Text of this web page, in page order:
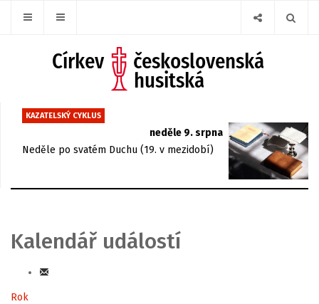
KAZATELSKÝ CYKLUS
neděle 9. srpna
Neděle po svatém Duchu (19. v mezidobí)
Kalendář událostí
Rok